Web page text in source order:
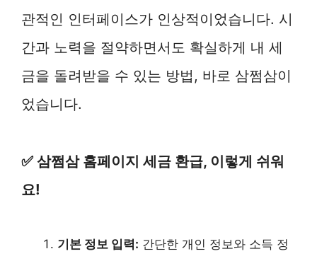
관적인 인터페이스가 인상적이었습니다. 시
간과 노력을 절약하면서도 확실하게 내 세
금을 돌려받을 수 있는 방법, 바로 삼쩜삼이
었습니다.
✅ 삼쩜삼 홈페이지 세금 환급, 이렇게 쉬워
요!
기본 정보 입력: 간단한 개인 정보와 소득 정